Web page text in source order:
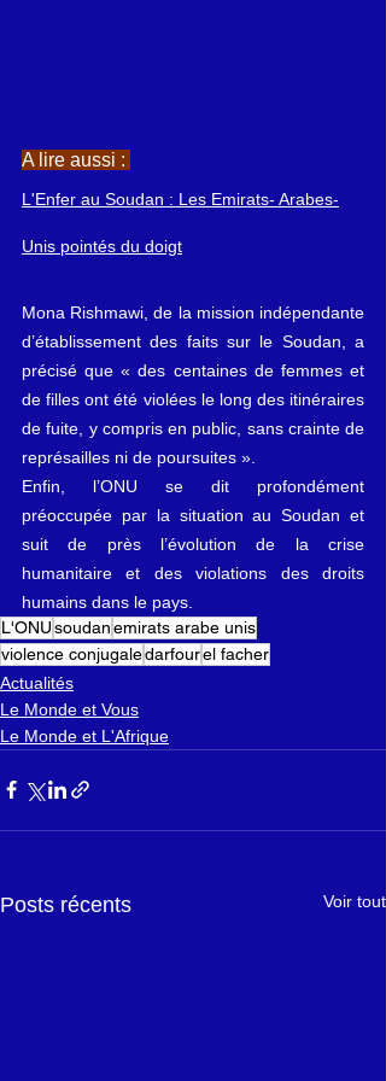
A lire aussi :
L'Enfer au Soudan : Les Emirats- Arabes-
Unis pointés du doigt
Mona Rishmawi, de la mission indépendante
d’établissement des faits sur le Soudan, a
précisé que « des centaines de femmes et
de filles ont été violées le long des itinéraires
de fuite, y compris en public, sans crainte de
représailles ni de poursuites ».
Enfin, l’ONU se dit profondément
préoccupée par la situation au Soudan et
suit de près l’évolution de la crise
humanitaire et des violations des droits
humains dans le pays.
L'ONUsoudanemirats arabe unis
violence conjugaledarfourel facher
Actualités
Le Monde et Vous
Le Monde et L'Afrique
Posts récents Voir tout